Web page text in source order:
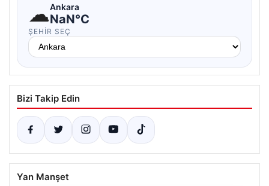
☁Ankara
NaN°C
ŞEHIR SEÇ
Bizi Takip Edin
Yan Manşet